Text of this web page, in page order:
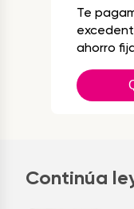
Te
ahorro
Continúa